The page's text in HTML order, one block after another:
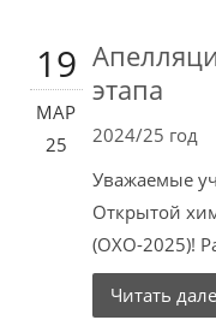
19
МАР
25
этапа
2024/25 год
Уважаемые
Открытой
(ОХО-2025)!
Читать